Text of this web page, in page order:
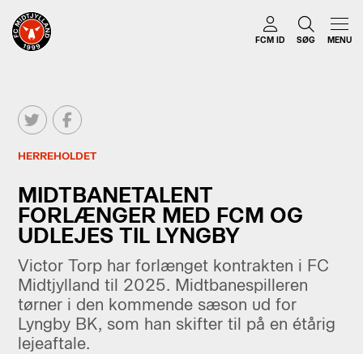
FCM ID SØG MENU
HERREHOLDET
MIDTBANETALENT
FORLÆNGER MED FCM OG
UDLEJES TIL LYNGBY
Victor Torp har forlænget kontrakten i FC
Midtjylland til 2025. Midtbanespilleren
tørner i den kommende sæson ud for
Lyngby BK, som han skifter til på en étårig
lejeaftale.